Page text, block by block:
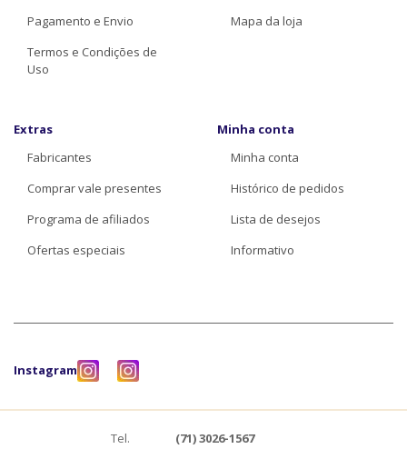
Pagamento e Envio
Termos e Condições de
Uso
Mapa da loja
Extras
Fabricantes
Comprar vale presentes
Programa de afiliados
Ofertas especiais
Minha conta
Minha conta
Histórico de pedidos
Lista de desejos
Informativo
Instagram
Tel.
(71) 3026-1567